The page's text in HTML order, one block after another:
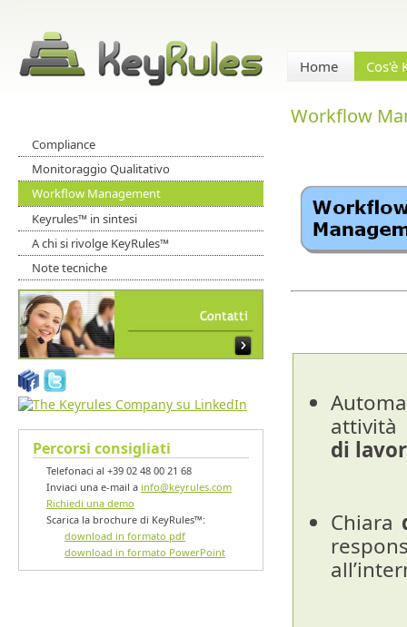
Home Cos'è
Compliance
Monitoraggio Qualitativo
Workflow Management
Keyrules™ in sintesi
A chi si rivolge KeyRules™
Note tecniche
Percorsi consigliati
Telefonaci al +39 02 48 00 21 68
Inviaci una e-mail a info@keyrules.com
Richiedi una demo
Scarica la brochure di KeyRules™:
download in formato pdf
download in formato PowerPoint
Workflow
attività
di
Chiara